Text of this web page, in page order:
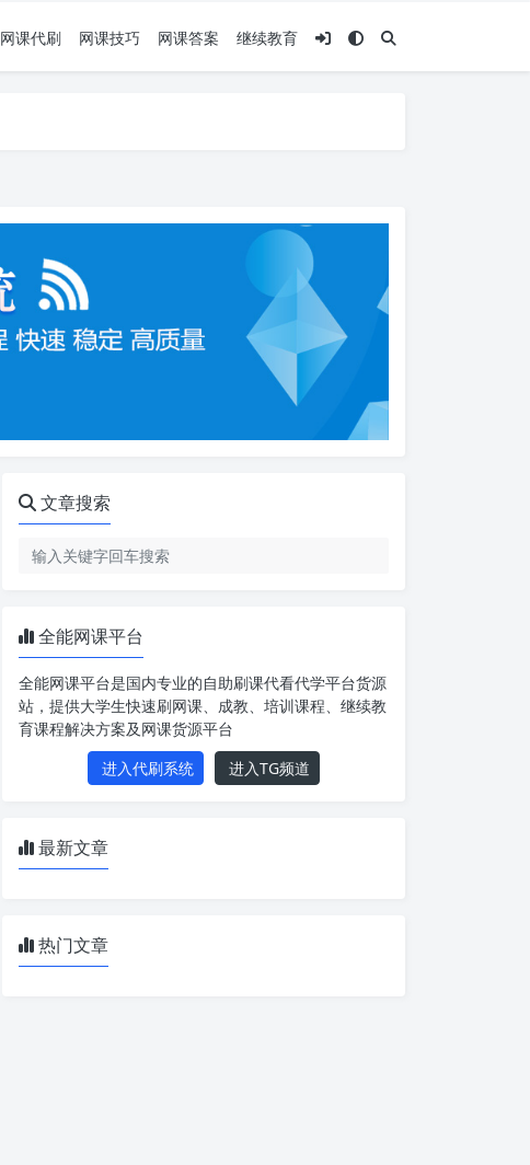
网课代刷 网课技巧 网课答案 继续教育
文章搜索
全能网课平台
全能网课平台是国内专业的自助刷课代看代学平台货源
站，提供大学生快速刷网课、成教、培训课程、继续教
育课程解决方案及网课货源平台
进入代刷系统
进入TG频道
最新文章
热门文章